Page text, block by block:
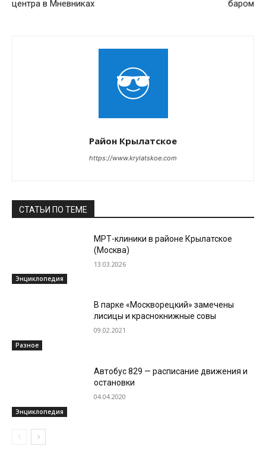
центра в Мневниках
баром
Район Крылатское
https://www.krylatskoe.com
СТАТЬИ ПО ТЕМЕ
Энциклопедия
МРТ-клиники в районе Крылатское
(Москва)
13.03.2026
Разное
В парке «Москворецкий» замечены
лисицы и краснокнижные совы
09.02.2021
Энциклопедия
Автобус 829 — расписание движения и
остановки
04.04.2020